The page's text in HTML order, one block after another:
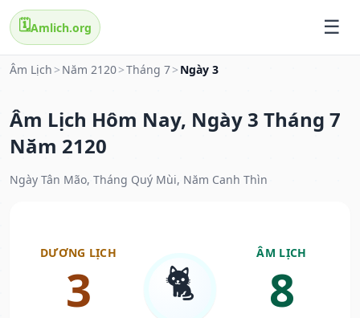
🗓️Amlich.org
Âm Lịch > Năm 2120>Tháng 7> Ngày 3
Âm Lịch Hôm Nay, Ngày 3 Tháng 7
Năm 2120
Ngày Tân Mão, Tháng Quý Mùi, Năm Canh Thìn
DƯƠNG LỊCH
3 🐈
ÂM LỊCH
8